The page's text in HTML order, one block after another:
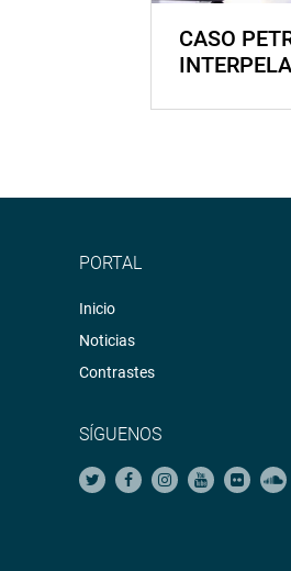
CASO
PORTAL
Inicio
Noticias
Contrastes
SÍGUENOS